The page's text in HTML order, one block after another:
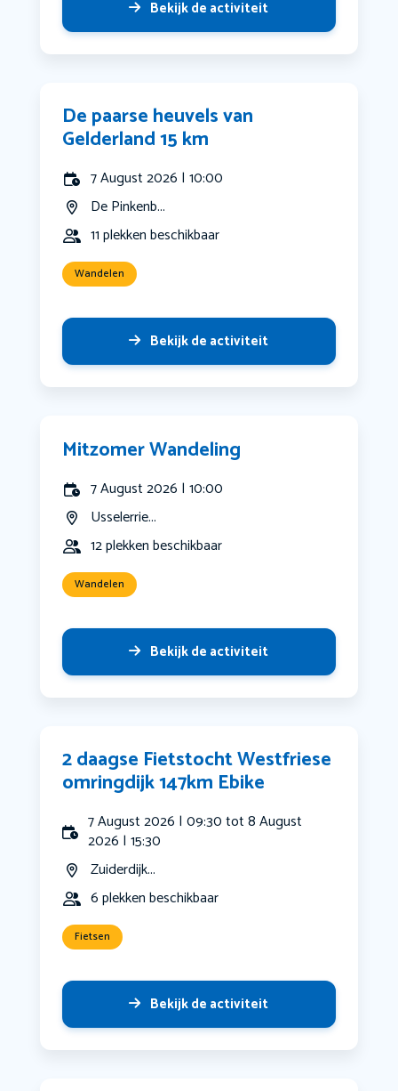
Bekijk de activiteit
De paarse heuvels van
Gelderland 15 km
7 August 2026 | 10:00
De Pinkenb...
11 plekken beschikbaar
Wandelen
Bekijk de activiteit
Mitzomer Wandeling
7 August 2026 | 10:00
Usselerrie...
12 plekken beschikbaar
Wandelen
Bekijk de activiteit
2 daagse Fietstocht Westfriese
omringdijk 147km Ebike
7 August 2026 | 09:30 tot 8 August
2026 | 15:30
Zuiderdijk...
6 plekken beschikbaar
Fietsen
Bekijk de activiteit